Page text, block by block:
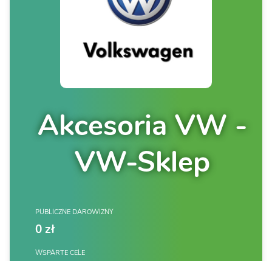
Akcesoria VW -
VW-Sklep
PUBLICZNE DAROWIZNY
0 zł
WSPARTE CELE